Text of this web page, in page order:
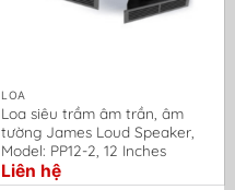
LOA
Loa siêu trầm âm trần, âm
tường James Loud Speaker,
Model: PP12-2, 12 Inches
Liên hệ